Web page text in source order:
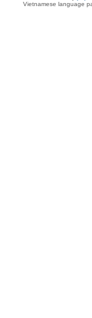
Vietnamese language